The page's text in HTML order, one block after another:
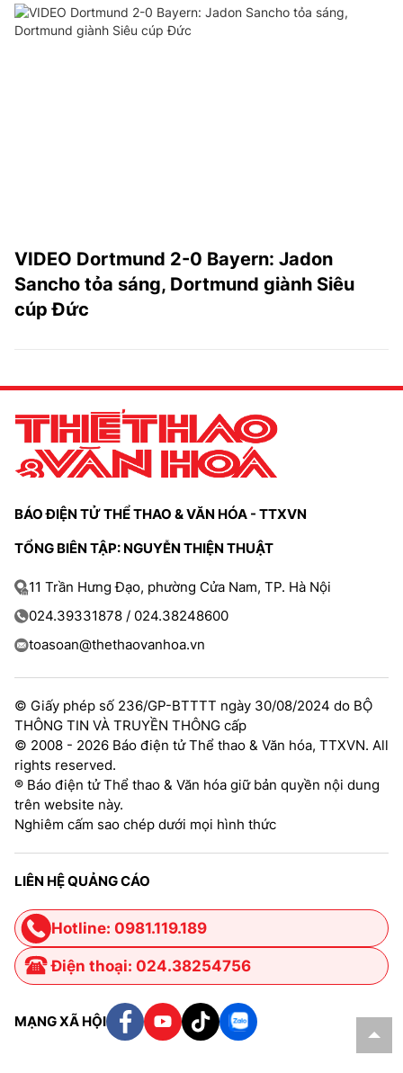
VIDEO Dortmund 2-0 Bayern: Jadon
Sancho tỏa sáng, Dortmund giành Siêu
cúp Đức
BÁO ĐIỆN TỬ THỂ THAO & VĂN HÓA - TTXVN
TỔNG BIÊN TẬP: NGUYỄN THIỆN THUẬT
11 Trần Hưng Đạo, phường Cửa Nam, TP. Hà Nội
024.39331878 / 024.38248600
toasoan@thethaovanhoa.vn
© Giấy phép số 236/GP-BTTTT ngày 30/08/2024 do BỘ
THÔNG TIN VÀ TRUYỀN THÔNG cấp
© 2008 - 2026 Báo điện tử Thể thao & Văn hóa, TTXVN. All
rights reserved.
® Báo điện tử Thể thao & Văn hóa giữ bản quyền nội dung
trên website này.
Nghiêm cấm sao chép dưới mọi hình thức
LIÊN HỆ QUẢNG CÁO
Hotline: 0981.119.189
Điện thoại: 024.38254756
MẠNG XÃ HỘI